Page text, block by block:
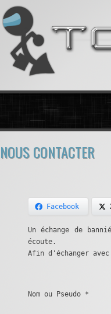
NOUS CONTACTER
Facebook
Un échange de
écoute.
Afin d'échanger
Nom ou Pseudo *